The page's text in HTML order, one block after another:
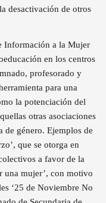
desactivación de otros
Información a la Mujer
en los centros
profesorado y
para una
la potenciación del
otras asociaciones
de género. Ejemplos de
que se otorga en
a favor de la
una mujer’, con motivo
‘25 de Noviembre No